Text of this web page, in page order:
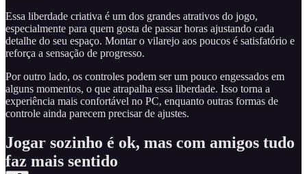
Essa liberdade criativa é um dos grandes atrativos do jogo,
especialmente para quem gosta de passar horas ajustando cada
detalhe do seu espaço. Montar o vilarejo aos poucos é satisfatório e
reforça a sensação de progresso.
Por outro lado, os controles podem ser um pouco engessados em
alguns momentos, o que atrapalha essa liberdade. Isso torna a
experiência mais confortável no PC, enquanto outras formas de
controle ainda parecem precisar de ajustes.
Jogar sozinho é ok, mas com amigos tudo
faz mais sentido